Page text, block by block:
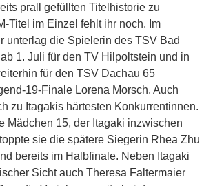
prall gefüllten Titelhistorie zu
Titel im Einzel fehlt ihr noch. Im
unterlag die Spielerin des TSV Bad
1. Juli für den TV Hilpoltstein und in
für den TSV Dachau 65
19-Finale Lorena Morsch. Auch
zu Itagakis härtesten Konkurrentinnen.
Mädchen 15, der Itagaki inzwischen
sie die spätere Siegerin Rhea Zhu
bereits im Halbfinale. Neben Itagaki
Sicht auch Theresa Faltermaier